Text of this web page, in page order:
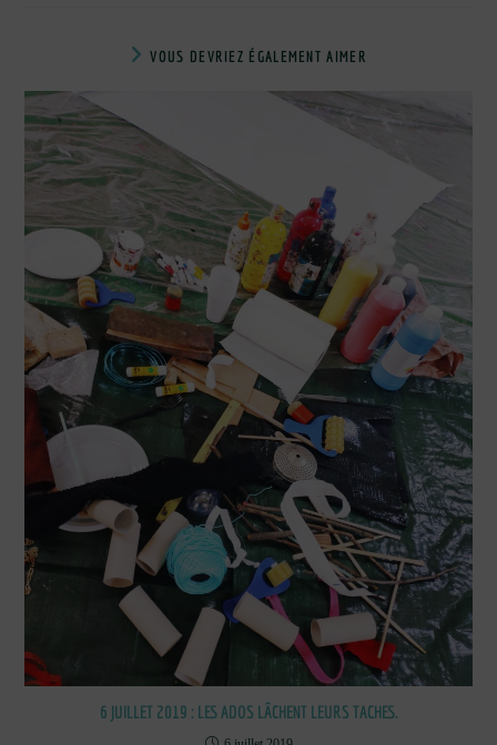
VOUS DEVRIEZ ÉGALEMENT AIMER
6 JUILLET 2019 : LES ADOS LÂCHENT LEURS TACHES.